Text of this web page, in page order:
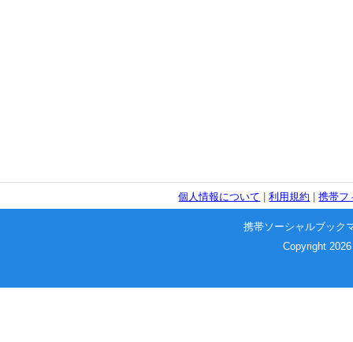
個人情報について |利用規約 |携帯フ
携帯ソーシャルブック
Copyright